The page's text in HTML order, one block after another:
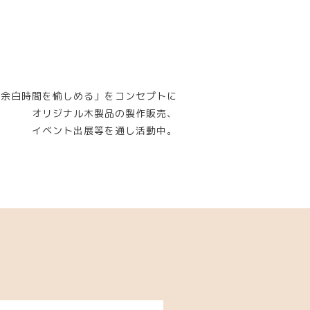
白時間を愉しめる」をコンセプトに
オリジナル木製品の製作販売、
イベント出展等を通し活動中。